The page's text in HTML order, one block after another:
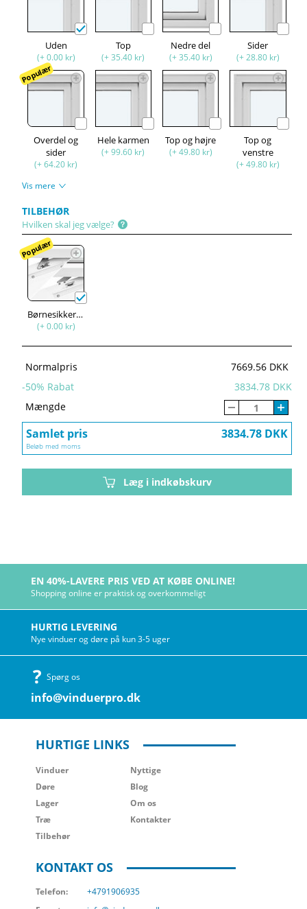
Uden
(+ 0.00 kr)
Top
(+ 35.40 kr)
Nedre del
(+ 35.40 kr)
Sider
(+ 28.80 kr)
Populær
Overdel og
sider
(+ 64.20 kr)
Hele karmen
(+ 99.60 kr)
Top og højre
(+ 49.80 kr)
Top og
venstre
(+ 49.80 kr)
Vis mere
TILBEHØR
Hvilken skal jeg vælge?
Populær
Børnesikkerhed
(+ 0.00 kr)
Normalpris
7669.56 DKK
-50% Rabat
3834.78 DKK
Mængde
Samlet pris 3834.78 DKK
Beløb med moms
Læg i indkøbskurv
EN 40%-LAVERE PRIS VED AT KØBE ONLINE!
Shopping online er praktisk og overkommeligt
HURTIG LEVERING
Nye vinduer og døre på kun 3-5 uger
Spørg os
info@vinduerpro.dk
HURTIGE LINKS
Vinduer
Døre
Lager
Træ
Tilbehør
Nyttige
Blog
Om os
Kontakter
KONTAKT OS
Telefon:
+4791906935